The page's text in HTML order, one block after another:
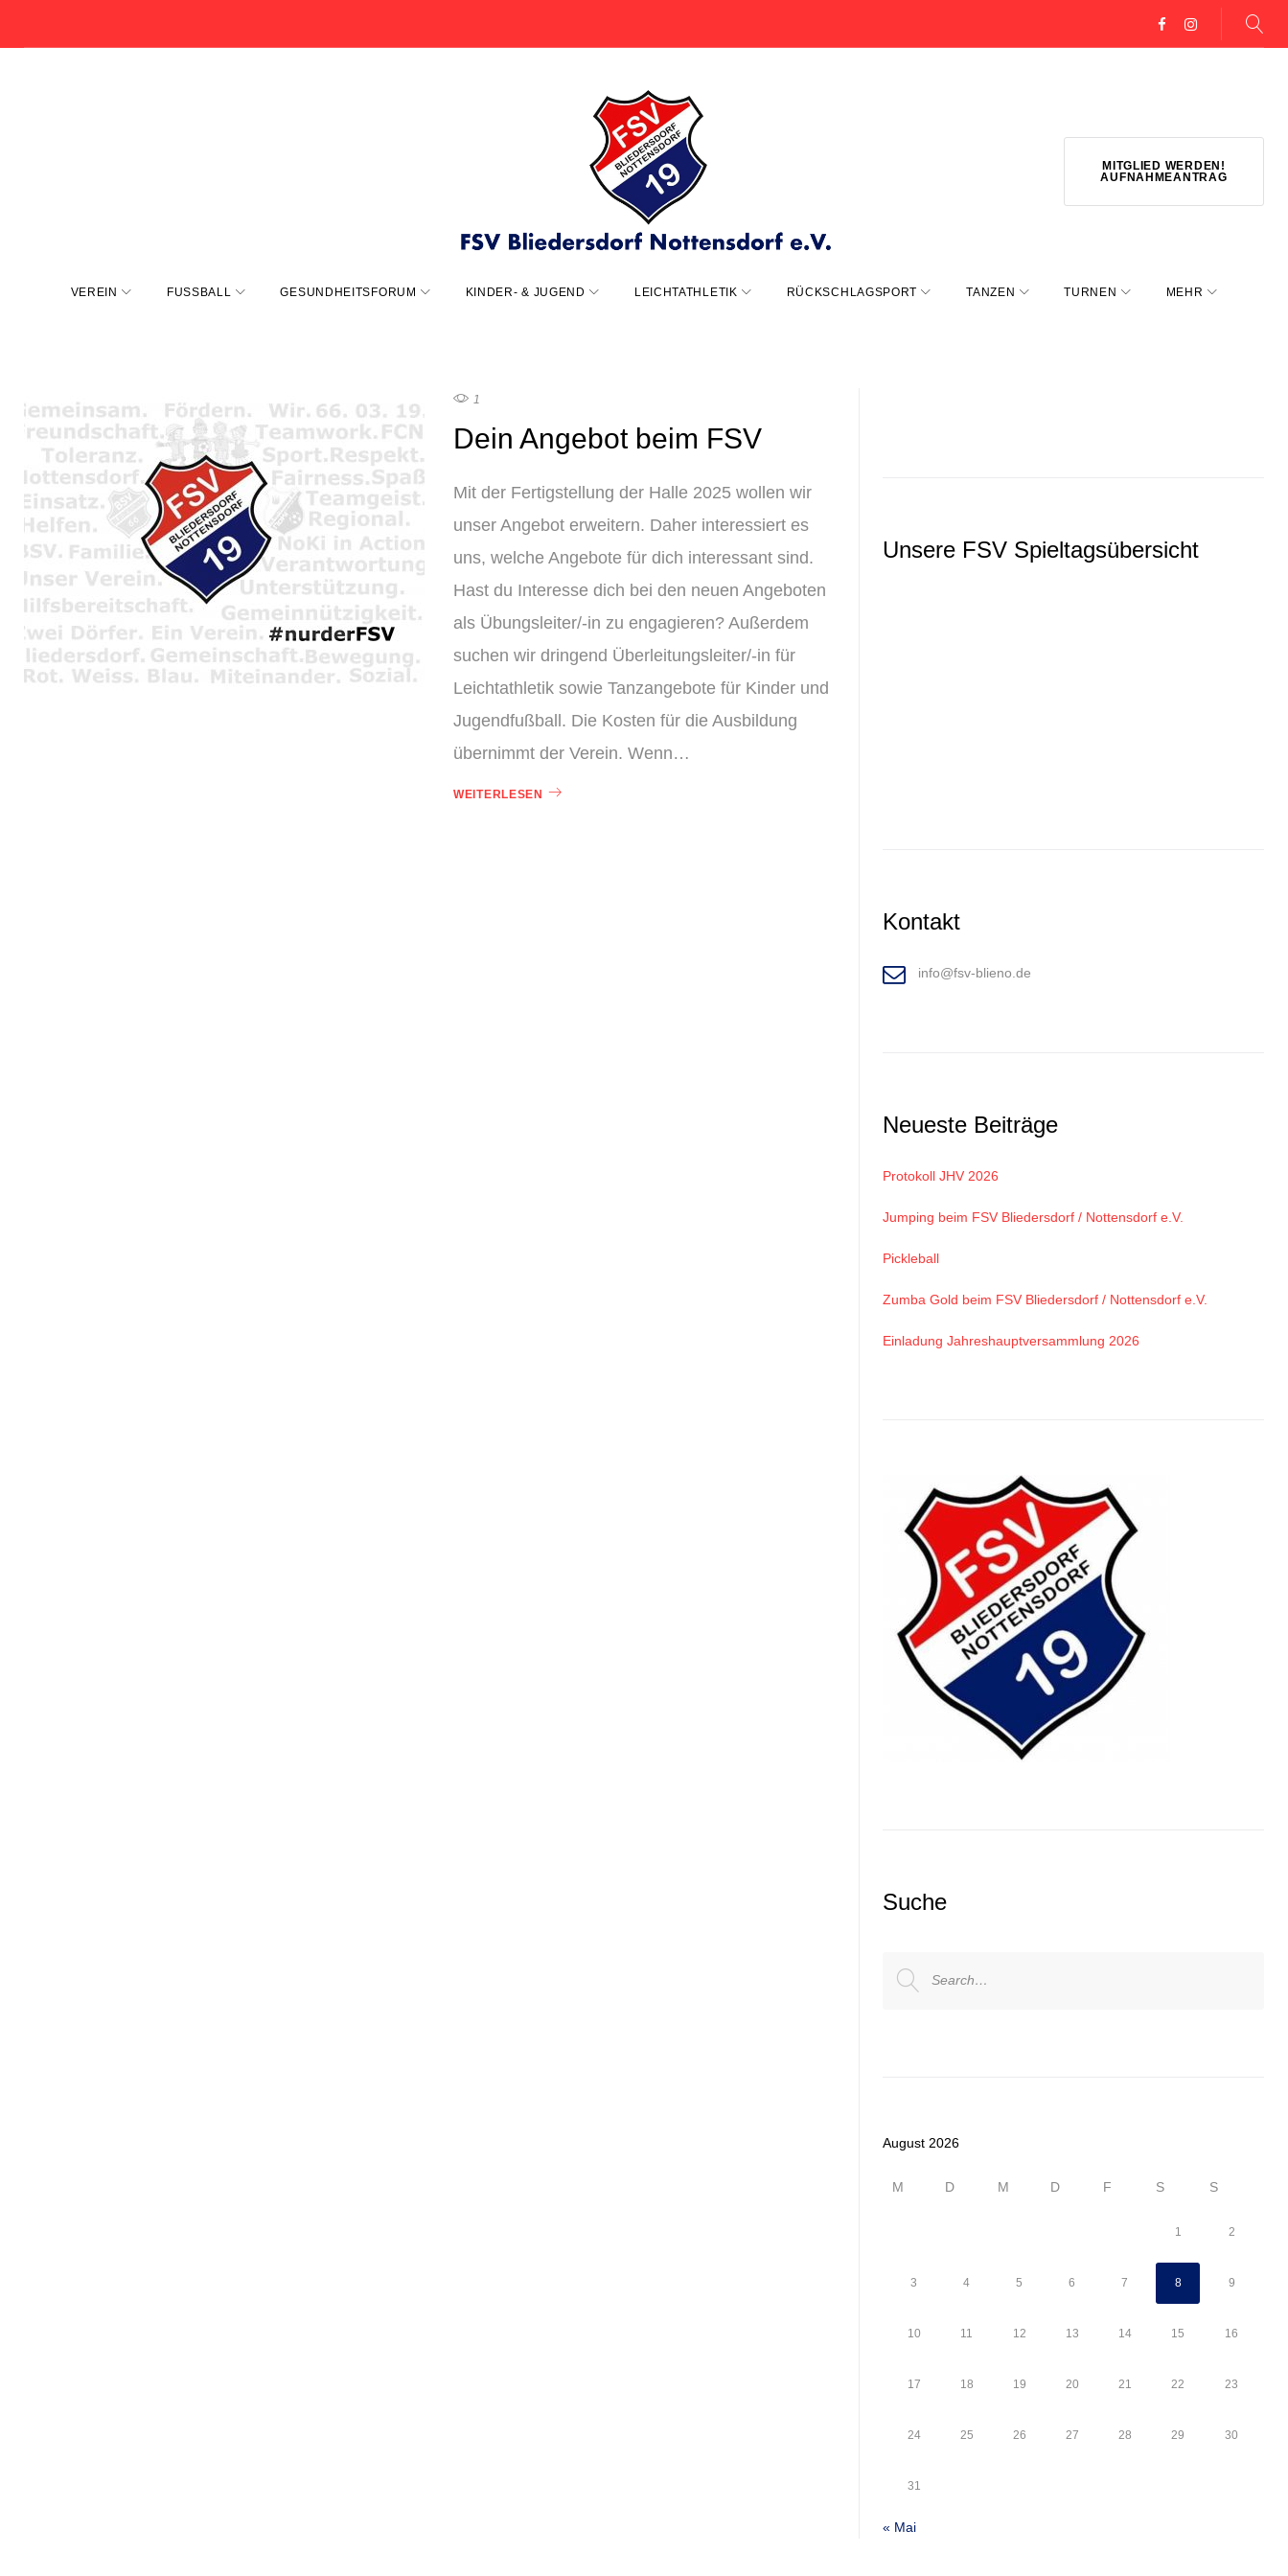
Inhalt
Facebook
Instagram
MITGLIED WERDEN!
AUFNAHMEANTRAG
VEREIN FUSSBALL GESUNDHEITSFORUM KINDER- & JUGEND LEICHTATHLETIK RÜCKSCHLAGSPORT TANZEN TURNEN MEHR
Schlagwort:
Angebot
1
Dein Angebot beim FSV
Mit der Fertigstellung der Halle 2025 wollen wir
unser Angebot erweitern. Daher interessiert es
uns, welche Angebote für dich interessant sind.
Hast du Interesse dich bei den neuen Angeboten
als Übungsleiter/-in zu engagieren? Außerdem
suchen wir dringend Überleitungsleiter/-in für
Leichtathletik sowie Tanzangebote für Kinder und
Jugendfußball. Die Kosten für die Ausbildung
übernimmt der Verein. Wenn…
WEITERLESEN
Unsere FSV Spieltagsübersicht
Kontakt
info@fsv-blieno.de
Neueste Beiträge
Protokoll JHV 2026
Jumping beim FSV Bliedersdorf / Nottensdorf e.V.
Pickleball
Zumba Gold beim FSV Bliedersdorf / Nottensdorf e.V.
Einladung Jahreshauptversammlung 2026
Suche
for:
August 2026
M D M D F S S
1 2
3 4 5 6 7 8 9
10 11 12 13 14 15 16
17 18 19 20 21 22 23
24 25 26 27 28 29 30
31
« Mai